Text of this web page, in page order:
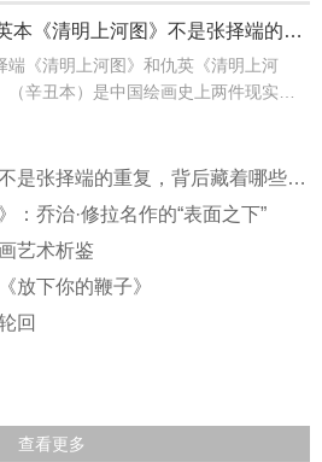
仇英本《清明上河图》不是张择端的重复，背后藏着哪些信息？
端《清明上河图》和仇英《清明上河
（辛丑本）是中国绘画史上两件现实主
· 仇英本《清明上河图》不是张择端的重复，背后藏着哪些信息？
：乔治·修拉名作的“表面之下”
艺术析鉴
放下你的鞭子》
回
查看更多